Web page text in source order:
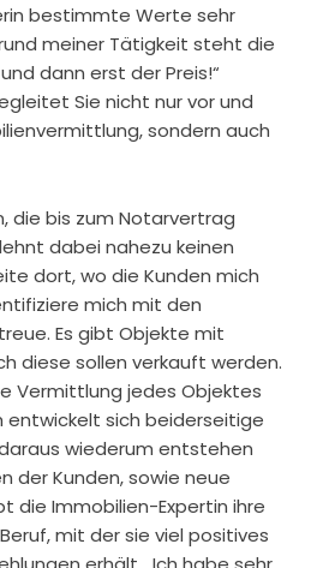
bestimmte Werte sehr
meiner Tätigkeit steht die
dann erst der Preis!“
Sie nicht nur vor und
sondern auch
die bis zum Notarvertrag
dabei nahezu keinen
dort, wo die Kunden mich
mich mit den
Es gibt Objekte mit
diese sollen verkauft werden.
Vermittlung jedes Objektes
entwickelt sich beiderseitige
wiederum entstehen
der Kunden, sowie neue
die Immobilien-Expertin ihre
mit der sie viel positives